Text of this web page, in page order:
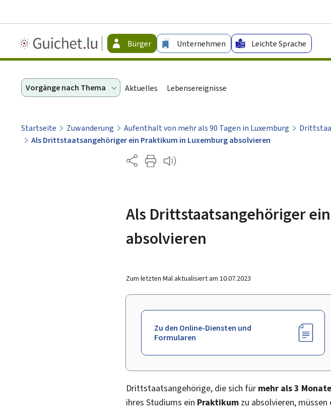
Guichet.lu
-
Bürger Unternehmen Leichte Sprache
Vorgänge nach Thema Aktuelles Lebensereignisse
Startseite Zuwanderung Aufenthalt von mehr als 90 Tagen in Luxemburg
Als Drittstaatsangehöriger ein Praktikum in Luxemburg absolvieren
Partage
Als Drittstaatsangehöriger
absolvieren
Zum letzten Mal aktualisiert am 10.07.2023
Zu den Online-Diensten und
Formularen
Drittstaatsangehörige, die sich für mehr als 3 Monate
ihres Studiums ein Praktikum zu absolvieren,